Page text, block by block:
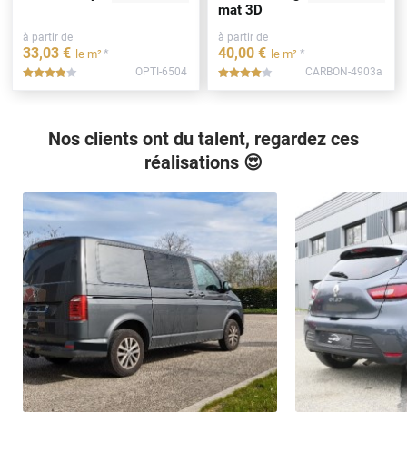
à partir de
33,03 € le m²*
***** OPTI-6504
mat 3D
à partir de
40,00 € le m² *
***** CARBON-4903a
Nos clients ont du talent, regardez ces
réalisations 😍